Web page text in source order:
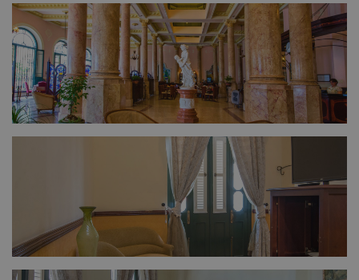
FULL SIZE
FULL SIZE